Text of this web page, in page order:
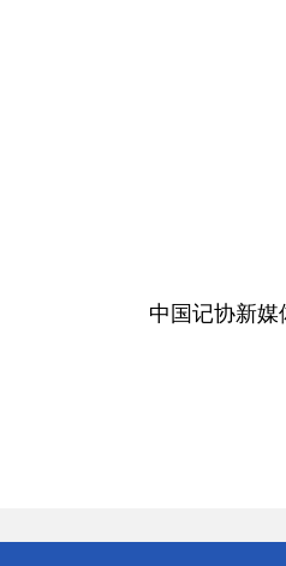
中国记协新媒